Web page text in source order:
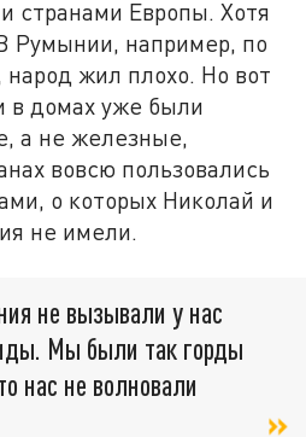
Европы. Хотя
Румынии, например, по
жил плохо. Но вот
в домах уже были
а не железные,
вовсю пользовались
о которых Николай и
не имели.
не вызывали у нас
Мы были так горды
нас не волновали